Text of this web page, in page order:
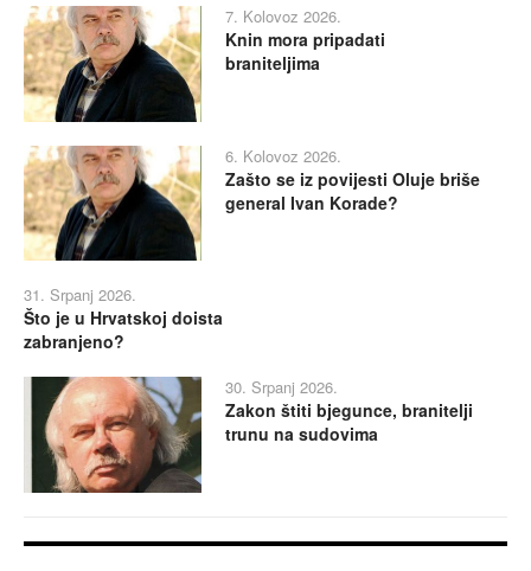
7. Kolovoz 2026.
Knin mora pripadati
braniteljima
6. Kolovoz 2026.
Zašto se iz povijesti Oluje briše
general Ivan Korade?
31. Srpanj 2026.
Što je u Hrvatskoj doista
zabranjeno?
30. Srpanj 2026.
Zakon štiti bjegunce, branitelji
trunu na sudovima